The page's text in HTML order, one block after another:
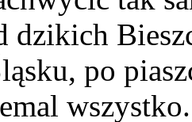
dzikich
po